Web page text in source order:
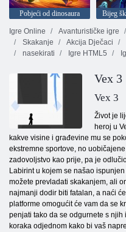
Pobjeći od dinosaura Bijeg
Igre Online
Avanturističke igre
Skakanje
Akcija Dječaci
nasekirati
Igre HTML5
Vex 3
Vex 3
Život je
heroj u
kakve visine i građevine mu se
ekstremne sportove, no
zadovoljstvo kao prije, pa je
Labirint u kojem se našao
možete prevladati skakanjem, ali
najmanji dodir biti fatalan, a naći
platforme omogućit će vam da se
penjati tako da se odgurnete s
koraka odjednom kako bi vaš